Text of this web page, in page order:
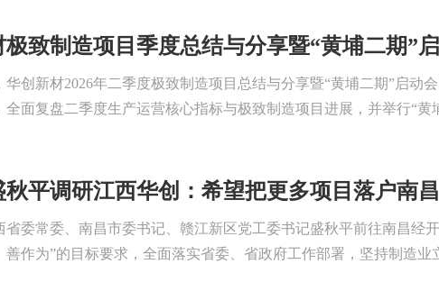
极致制造项目季度总结与分享暨“黄埔二期”
华创新材2026年二季度极致制造项目总结与分享暨“黄埔二期”启动
面复盘二季度生产运营核心指标与极致制造项目进展，并举行“黄
秋平调研江西华创：希望把更多项目落户南
省委常委、南昌市委书记、赣江新区党工委书记盛秋平前往南昌经
善作为”的目标要求，全面落实省委、省政府工作部署，坚持制造业